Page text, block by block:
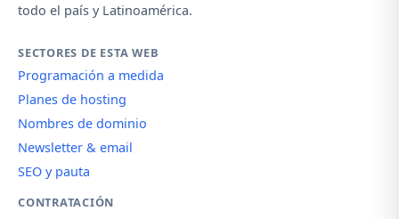
todo el país y Latinoamérica.
SECTORES DE ESTA WEB
Programación a medida
Planes de hosting
Nombres de dominio
Newsletter & email
SEO y pauta
CONTRATACIÓN